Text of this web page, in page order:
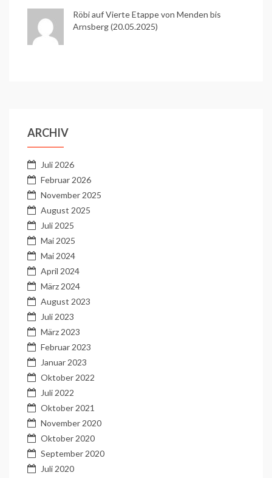
Röbi aufVierte Etappe von Menden bis
Arnsberg (20.05.2025)
ARCHIV
Juli 2026
Februar 2026
November 2025
August 2025
Juli 2025
Mai 2025
Mai 2024
April 2024
März 2024
August 2023
Juli 2023
März 2023
Februar 2023
Januar 2023
Oktober 2022
Juli 2022
Oktober 2021
November 2020
Oktober 2020
September 2020
Juli 2020